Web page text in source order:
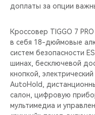
CHERY И СПОРТ
НАШИ МЕРОПРИЯТИЯ
ВИДЕООБЗОРЫ
доплаты за опции
Кроссовер TIGGO 7
в себя 18-дюймовые
систем безопасности
шинах, бесключевой
кнопкой,
AutoHold,
салон, цифровую
мультимедиа и